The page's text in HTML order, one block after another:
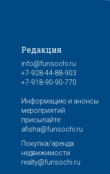
Редакция
info@funsochi.ru
+7-928-44-88-903
+7-918-90-90-770
Информацию и анонсы
мероприятий
присылайте:
afisha@funsochi.ru
Покупка/аренда
недвижимости
realty@funsochi.ru